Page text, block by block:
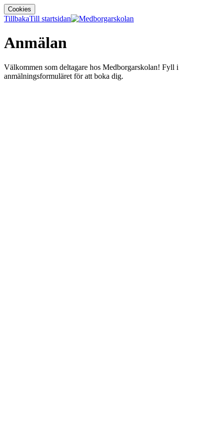
Cookies
TillbakaTill startsidan
Anmälan
Välkommen som deltagare hos Medborgarskolan! Fyll i
anmälningsformuläret för att boka dig.